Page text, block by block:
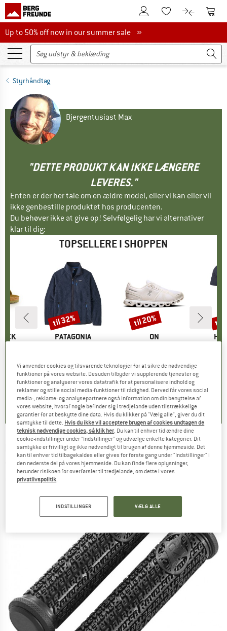
Til kundekontoenTil huskesedlen.
Til Til
Up to 50% off now in our summer sale
Up to 50% off now in our summer sale »
Styrhåndtag
Bjergentusiast Max
"DETTE PRODUKT KAN IKKE LÆNGERE
LEVERES."
Enten er der her tale om en ældre model, eller vi kan eller vil
ikke genbestille produktet hos producenten.
Du behøver ikke at give op! Selvfølgelig har vi alternativer
klar til dig:
TOPSELLERE I SHOPPEN
pris
€
6
)
MÆRKE
PATAGONIA
Pris
149,95 € Nedsat pris
fra 101,97 €
+1
4,6(71)
Rabat
til 32%
MÆRKE
ON
Pris
159,95 € Nedsat pris
fra127,96 €
+9
4,7(48)
Rabat
til 20% til
REVERSE -Stamp Basic - Cykelhåndtag
(0)
Vi anvender cookies og tilsvarende teknologier for at sikre de nødvendige
funktioner på vores website. Desuden tilbyder vi supplerende tjenester og
funktioner og analyserer vores datatrafik for at personalisere indhold og
reklamer og stille social media-funktioner til rådighed. Derved får vores social
media-, reklame- og analysepartnere også information om din benyttelse af
vores website, hvoraf nogle befinder sig i tredjelande uden tilstrækkelige
garantier for at beskytte dine data. Hvis du klikker på "Vælg alle", giver du dit
samtykke til dette. Hvis du ikke vil acceptere brugen af cookies undtagen de
teknisk nødvendige cookies, så klik her . Du kan til enhver tid ændre dine
cookie-indstillinger under "Indstillinger" og udvælge enkelte kategorier. Dit
samtykke er frivilligt og ikke nødvendigt til brugen af denne hjemmeside. Det
kan til enhver tid tilbagekaldes eller gives for første gang under "Indstillinger" i
den nederste del på vores hjemmeside. Du kan finde flere oplysninger,
herunder risikoen for overførsler til tredjelande, om dette i vores
privatlivspolitik
INDSTILLINGER VÆLG ALLE